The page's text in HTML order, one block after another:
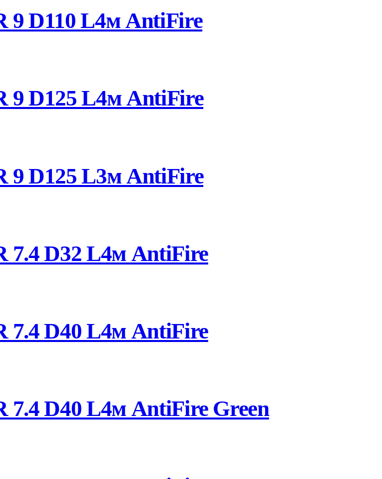
9 D110 L4м AntiFire
9 D125 L4м AntiFire
9 D125 L3м AntiFire
7.4 D32 L4м AntiFire
7.4 D40 L4м AntiFire
7.4 D40 L4м AntiFire Green